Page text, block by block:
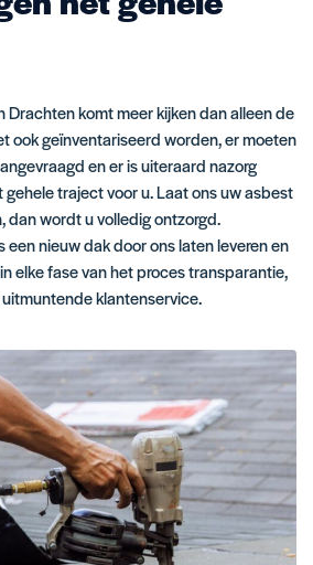
Drachten komt meer kijken dan alleen de
ook geïnventariseerd worden, er moeten
en er is uiteraard nazorg
gehele traject voor u. Laat ons uw asbest
dan wordt u volledig ontzorgd.
een nieuw dak door ons laten leveren en
elke fase van het proces transparantie,
klantenservice.